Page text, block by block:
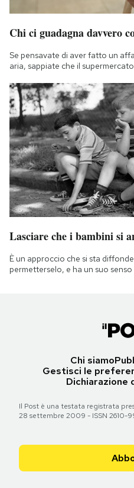
Chi ci guadagna davvero
Se pensavate di aver fatto un
aria, sappiate che il
Lasciare che i bambini si
È un approccio che si sta
permetterselo, e ha un suo
Chi siamo
Gestisci le
Dichiarazione
Il Post è una testata registrata
28 settembre 2009 - ISSN 2610-